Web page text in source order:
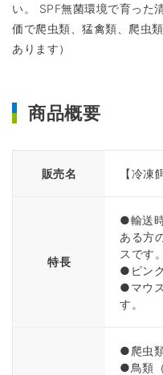
い。 SPF無菌環境で育った
価で爬虫類、猛禽類、爬虫
あります）
商品概要
販売名 【冷
特長
●輸送
ある方
スです。
●ピン
●マウ
す。
●爬虫
●鳥類